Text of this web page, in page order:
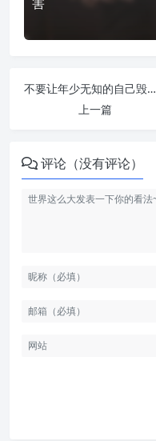
不要让年少无知的自己毁于一旦 | 纵欲危害
上一篇
评论（没有评论）